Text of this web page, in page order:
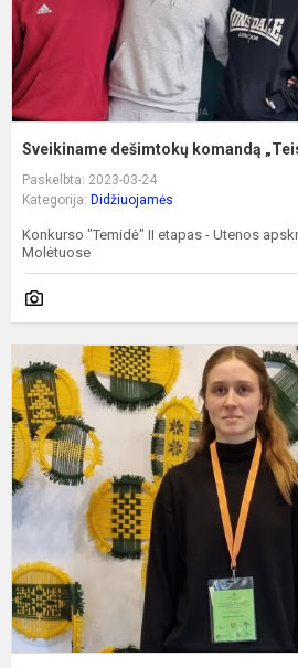
Sveikiname dešimtokų komandą
Paskelbta: 2023-03-24
Kategorija: Didžiuojamės
Konkurso "Temidė" II etapas - Utenos
Molėtuose